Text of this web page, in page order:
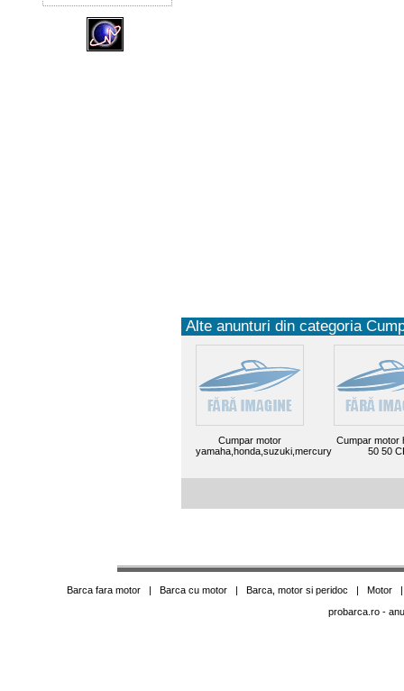
Alte anunturi din categoria
Cumpar motor
yamaha,honda,suzuki,mercury
Cumpar motor
50 50
Barca fara motor| Barca cu motor| Barca, motor si peridoc | Motor
probarca.ro-